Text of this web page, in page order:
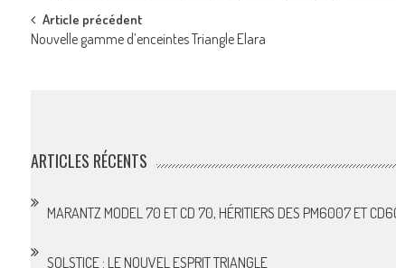
Post
Article précédent
Nouvelle gamme d’enceintes Triangle Elara
ARTICLES RÉCENTS
MARANTZ MODEL 70 ET CD 70, HÉRITIERS DES PM6007 ET
SOLSTICE : LE NOUVEL ESPRIT TRIANGLE